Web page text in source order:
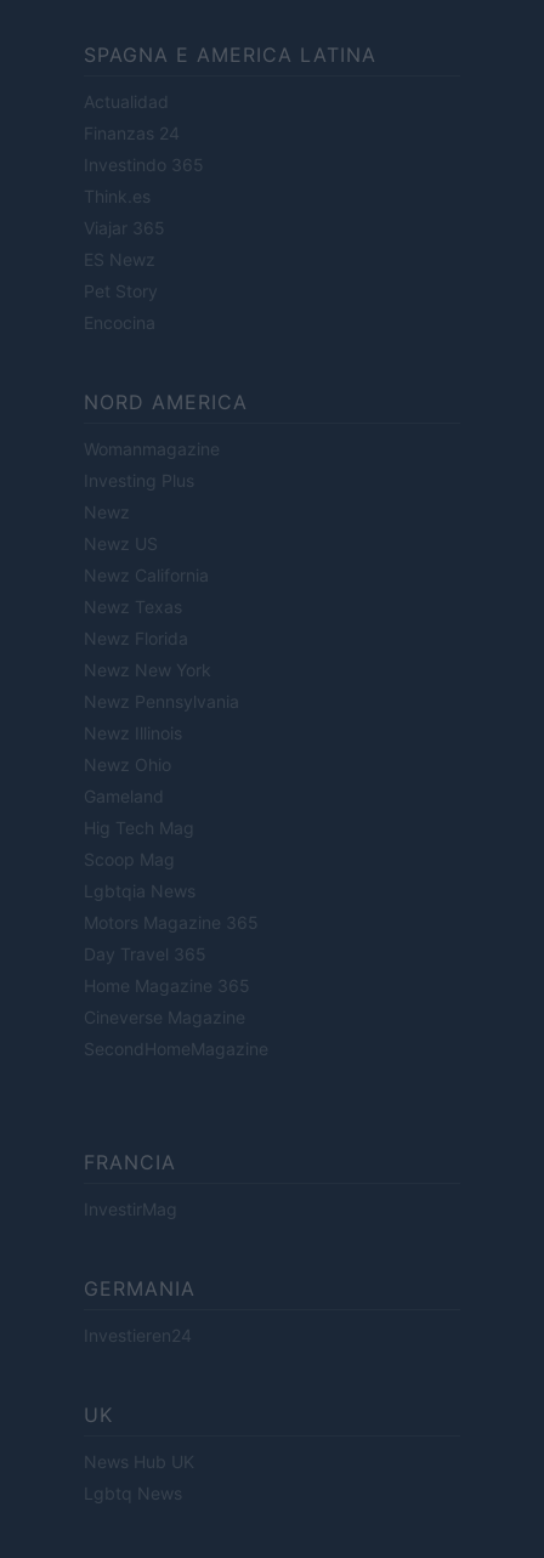
SPAGNA E AMERICA LATINA
Actualidad
Finanzas 24
Investindo 365
Think.es
Viajar 365
ES Newz
Pet Story
Encocina
NORD AMERICA
Womanmagazine
Investing Plus
Newz
Newz US
Newz California
Newz Texas
Newz Florida
Newz New York
Newz Pennsylvania
Newz Illinois
Newz Ohio
Gameland
Hig Tech Mag
Scoop Mag
Lgbtqia News
Motors Magazine 365
Day Travel 365
Home Magazine 365
Cineverse Magazine
SecondHomeMagazine
FRANCIA
InvestirMag
GERMANIA
Investieren24
UK
News Hub UK
Lgbtq News